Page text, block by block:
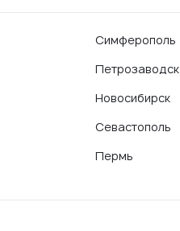
Симферополь
Петрозаводск
Новосибирск
Севастополь
Пермь